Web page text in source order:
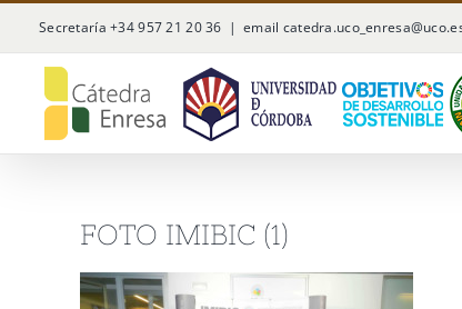
Saltar
al
contenido
Secretaría +34 957 21 20 36 | email
FOTO IMIBIC (1)